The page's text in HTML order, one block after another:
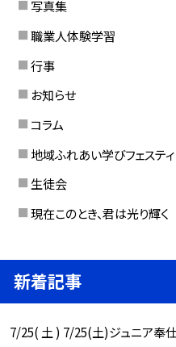
写真集
職業人体験学習
行事
お知らせ
コラム
地域ふれあい学びフェステ
生徒会
現在このとき、君は光り輝く
新着記事
7/25( 土 ) 7/25(土)ジュニア奉